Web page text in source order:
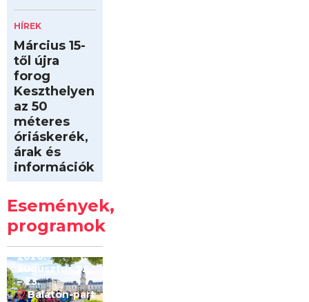
HÍREK
Március 15-
től újra
forog
Keszthelyen
az 50
méteres
óriáskerék,
árak és
információk
Események,
programok
Kilóméterek
2026
2026.
augusztus 22
– 23.
Balaton-part